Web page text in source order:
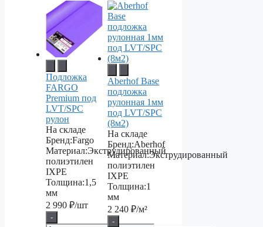
Подложка
FARGO
Premium под
LVT/SPC
рулон
На складе
Бренд:Fargo
Материал:Экструдированный
полиэтилен
IXPE
Толщина:1,5
мм
2 990 ₽/шт
-
Aberhof Base
подложка
рулонная 1мм
под LVT/SPC
(8м2)
На складе
Бренд:Aberhof
Материал:Экструдированный
полиэтилен
IXPE
Толщина:1
мм
2 240₽/м²
-